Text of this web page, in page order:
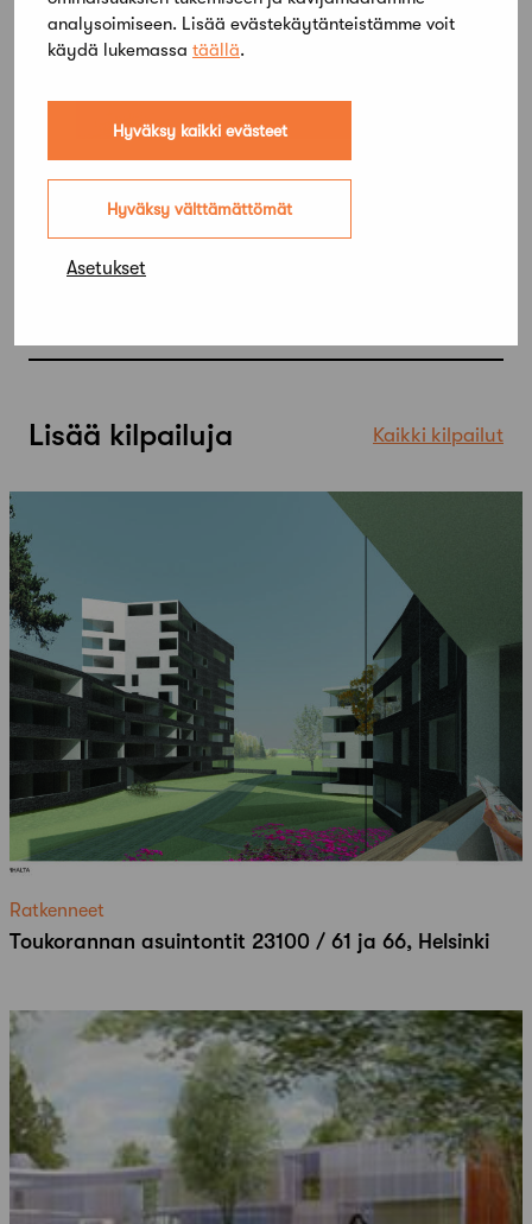
analysoimiseen. Lisää evästekäytänteistämme voit
käydä lukemassa täällä.
Hyväksy kaikki evästeet
Hyväksy välttämättömät
Asetukset
Lisää kilpailuja Kaikki kilpailut
Ratkenneet
Toukorannan asuintontit 23100 / 61 ja 66, Helsinki